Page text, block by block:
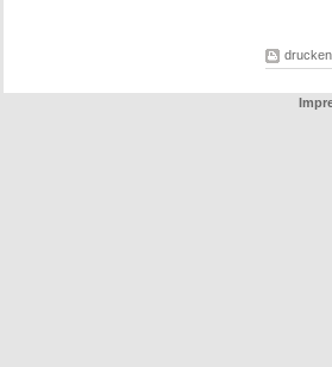
drucken